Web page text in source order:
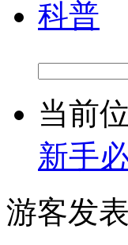
科普
当前
新手
游客发表